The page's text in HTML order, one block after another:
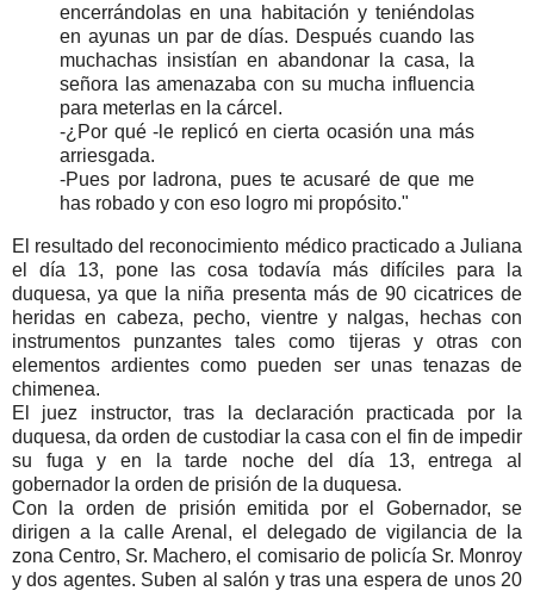
encerrándolas en una habitación y teniéndolas
en ayunas un par de días. Después cuando las
muchachas insistían en abandonar la casa, la
señora las amenazaba con su mucha influencia
para meterlas en la cárcel.
-¿Por qué -le replicó en cierta ocasión una más
arriesgada.
-Pues por ladrona, pues te acusaré de que me
has robado y con eso logro mi propósito."
El resultado del reconocimiento médico practicado a Juliana
el día 13, pone las cosa todavía más difíciles para la
duquesa, ya que la niña presenta más de 90 cicatrices de
heridas en cabeza, pecho, vientre y nalgas, hechas con
instrumentos punzantes tales como tijeras y otras con
elementos ardientes como pueden ser unas tenazas de
chimenea.
El juez instructor, tras la declaración practicada por la
duquesa, da orden de custodiar la casa con el fin de impedir
su fuga y en la tarde noche del día 13, entrega al
gobernador la orden de prisión de la duquesa.
Con la orden de prisión emitida por el Gobernador, se
dirigen a la calle Arenal, el delegado de vigilancia de la
zona Centro, Sr. Machero, el comisario de policía Sr. Monroy
y dos agentes. Suben al salón y tras una espera de unos 20